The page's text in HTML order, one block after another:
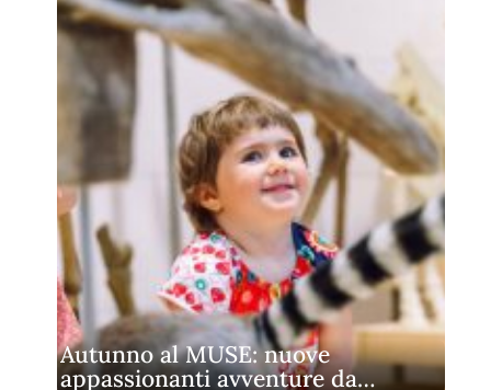
Autunno al MUSE: nuove
appassionanti avventure da…